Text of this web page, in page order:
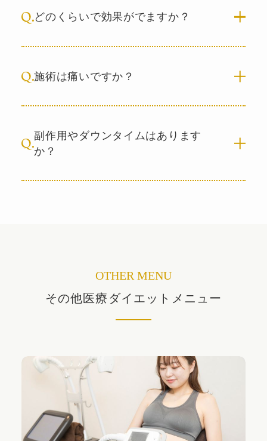
どのくらいで効果がでますか？
施術は痛いですか？
副作用やダウンタイムはあります
か？
OTHER MENU
その他医療ダイエットメニュー